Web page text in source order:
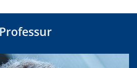
Professur